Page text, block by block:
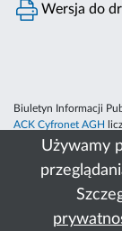
Używamy
Wersja do
Biuletyn Informacji
ACK Cyfronet AGH